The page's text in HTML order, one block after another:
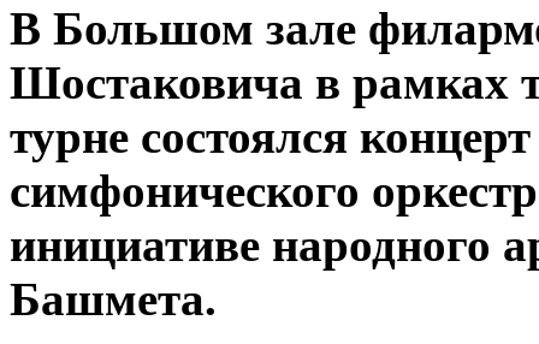
В Большом зале
Шостаковича в рамках
турне состоялся
симфонического
инициативе
Башмета.